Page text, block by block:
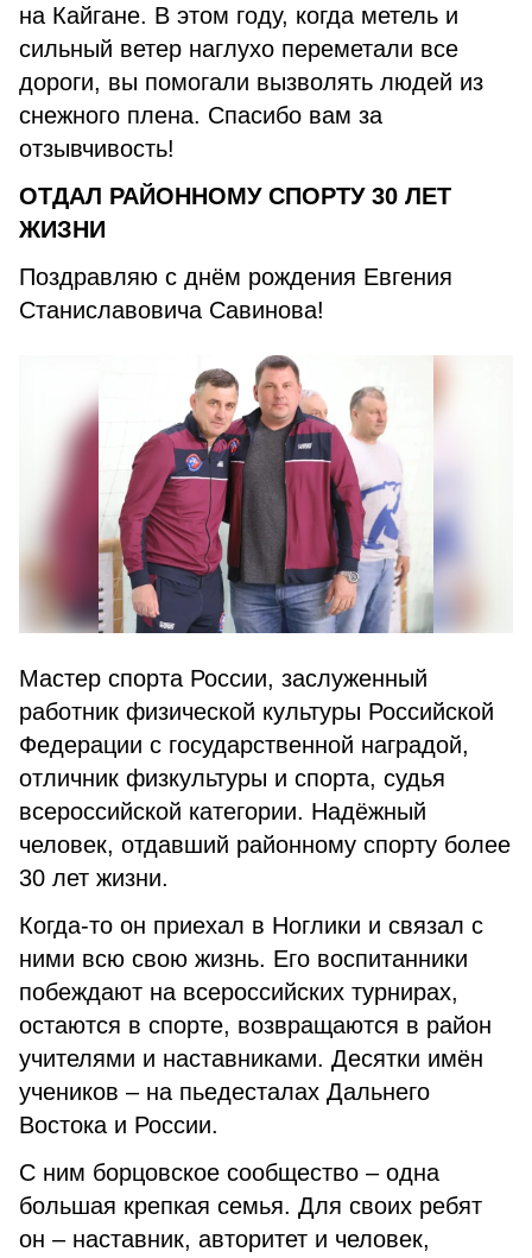
на Кайгане. В этом году, когда метель и
сильный ветер наглухо переметали все
дороги, вы помогали вызволять людей из
снежного плена. Спасибо вам за
отзывчивость!
ОТДАЛ РАЙОННОМУ СПОРТУ 30 ЛЕТ
ЖИЗНИ
Поздравляю с днём рождения Евгения
Станиславовича Савинова!
Мастер спорта России, заслуженный
работник физической культуры Российской
Федерации с государственной наградой,
отличник физкультуры и спорта, судья
всероссийской категории. Надёжный
человек, отдавший районному спорту более
30 лет жизни.
Когда-то он приехал в Ноглики и связал с
ними всю свою жизнь. Его воспитанники
побеждают на всероссийских турнирах,
остаются в спорте, возвращаются в район
учителями и наставниками. Десятки имён
учеников – на пьедесталах Дальнего
Востока и России.
С ним борцовское сообщество – одна
большая крепкая семья. Для своих ребят
он – наставник, авторитет и человек,